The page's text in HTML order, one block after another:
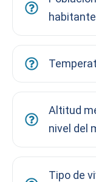
Altitud
nivel del
Tipo de